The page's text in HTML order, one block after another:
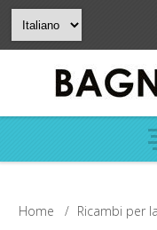
Home / Ricambi per